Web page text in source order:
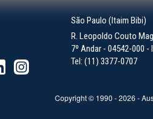
São Paulo (Itaim Bibi)
R. Leopoldo Couto
7º Andar - 04542-000 -
Tel: (11) 3377-0707
Copyright © 1990 -2026 -